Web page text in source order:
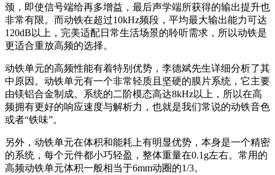
颈，即使信号端给再多增益，最后声学端所获得的输出提升也
非常有限。而动铁在超过10kHz频段，平均最大输出能力可达
120dB以上，完美适配日常生活场景的聆听需求，所以动铁是
更适合重放高频的选择。
动铁单元的高频性能有着特别优势，李德斌先生详细分析了其
中原因。动铁单元有一个非常轻质且坚硬的膜片系统，它主要
由镁铝合金制成。系统的二阶模态高达8kHz以上，所以在高
频拥有更好的响应速度与解析力，也就是我们常说的动铁音色
或者“铁味”。
另外，动铁单元在体积和能耗上有明显优势，本身是一个精密
的系统，每个元件都小巧轻盈，整体重量在0.1g左右。常用的
高频动铁单元体积一般相当于6mm动圈的1/3。